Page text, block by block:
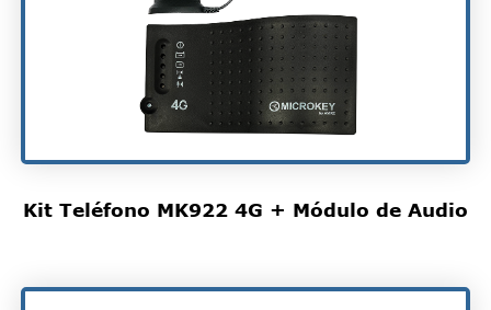
Kit Teléfono MK922 4G + Módulo de Audio